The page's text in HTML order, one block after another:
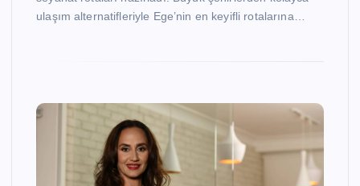
ulaşım alternatifleriyle Ege’nin en keyifli rotalarına…